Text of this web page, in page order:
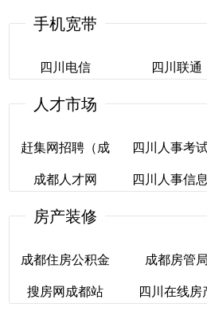
成都公交
四川地图
手机宽带
四川电信
四川电信
四川联通
四川联通
人才市场
赶集网招聘（成
都）
赶集网招聘（成
四川人事考
四川人事考
成都人才网
成都人才网
四川人事信
四川人事信
房产装修
成都住房公积金
成都住房公积金
成都房管局
成都房管
搜房网成都站
四川在线房